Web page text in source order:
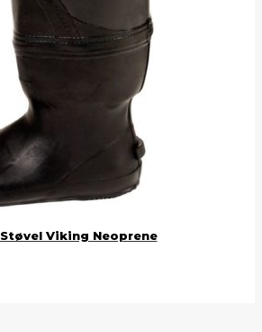
Støvel Viking Neoprene